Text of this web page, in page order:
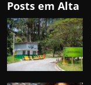
Posts em Alta